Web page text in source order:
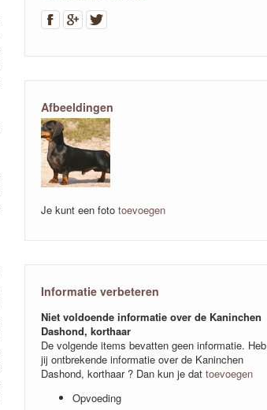
Afbeeldingen
Je kunt een foto toevoegen
Informatie verbeteren
Niet voldoende informatie over de Kaninchen
Dashond, korthaar
De volgende items bevatten geen informatie. Heb
jij ontbrekende informatie over de Kaninchen
Dashond, korthaar ? Dan kun je dat toevoegen
Opvoeding